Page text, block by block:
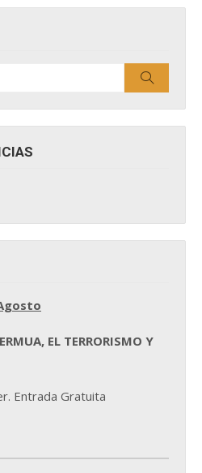
EL TERRORISMO Y
Entrada Gratuita